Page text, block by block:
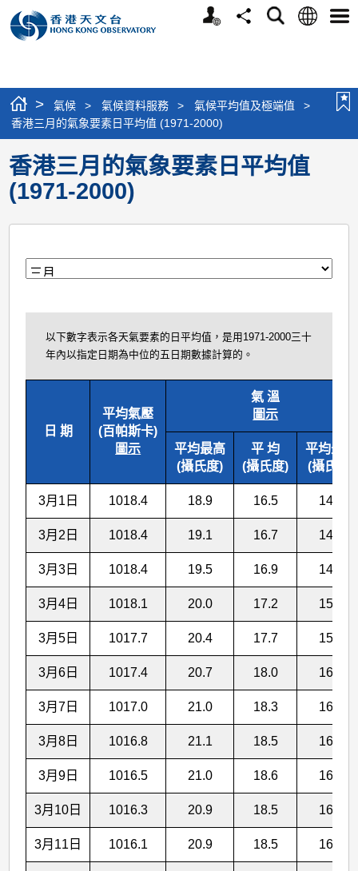
個
分
搜
語
選
> 氣候 > 氣候資料服務 > 氣候平均值及極端值
>
香港三月的氣象要素日平均值 (1971-2000)
香港三月的氣象要素日平均值
(1971-2000)
月
以下數字表示各天氣要素的日平均值，是用1971-2000三十
年內以指定日期為中位的五日期數據計算的。
日 期
平均氣壓
(百帕斯卡)
圖示
氣 溫
圖示
平均最高
(攝氏度)
平 均
(攝氏度)
平均最低
(攝氏度)
3月1日 1018.4 18.9 16.5 14.5
3月2日 1018.4 19.1 16.7 14.6
3月3日 1018.4 19.5 16.9 14.9
3月4日 1018.1 20.0 17.2 15.2
3月5日 1017.7 20.4 17.7 15.6
3月6日 1017.4 20.7 18.0 16.0
3月7日 1017.0 21.0 18.3 16.4
3月8日 1016.8 21.1 18.5 16.6
3月9日 1016.5 21.0 18.6 16.7
3月10日 1016.3 20.9 18.5 16.8
3月11日 1016.1 20.9 18.5 16.7